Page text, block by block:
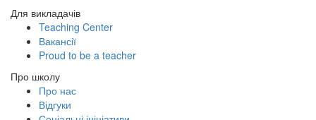
Для викладачів
Teaching Center
Вакансії
Proud to be a teacher
Про школу
Про нас
Відгуки